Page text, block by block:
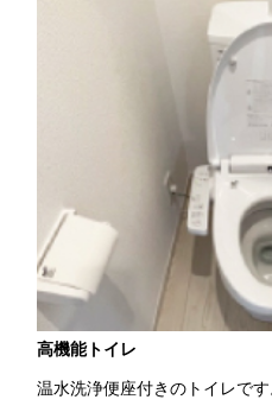
高機能トイレ
温水洗浄便座付きのトイレで